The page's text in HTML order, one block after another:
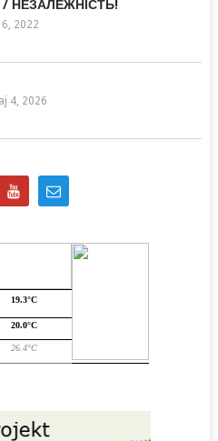
/ НЕЗАЛЕЖНІСТЬ!
6, 2022
4, 2026